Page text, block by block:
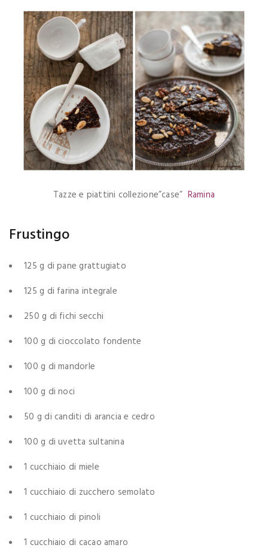
Tazze e piattini collezione”case” Ramina
Frustingo
125 g di pane grattugiato
125 g di farina integrale
250 g di fichi secchi
100 g di cioccolato fondente
100 g di mandorle
100 g di noci
50 g di canditi di arancia e cedro
100 g di uvetta sultanina
1 cucchiaio di miele
1 cucchiaio di zucchero semolato
1 cucchiaio di pinoli
1 cucchiaio di cacao amaro